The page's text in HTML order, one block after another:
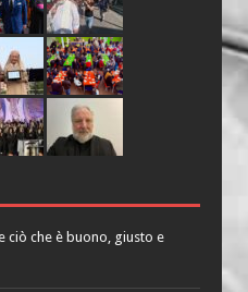
ciò che è buono, giusto e